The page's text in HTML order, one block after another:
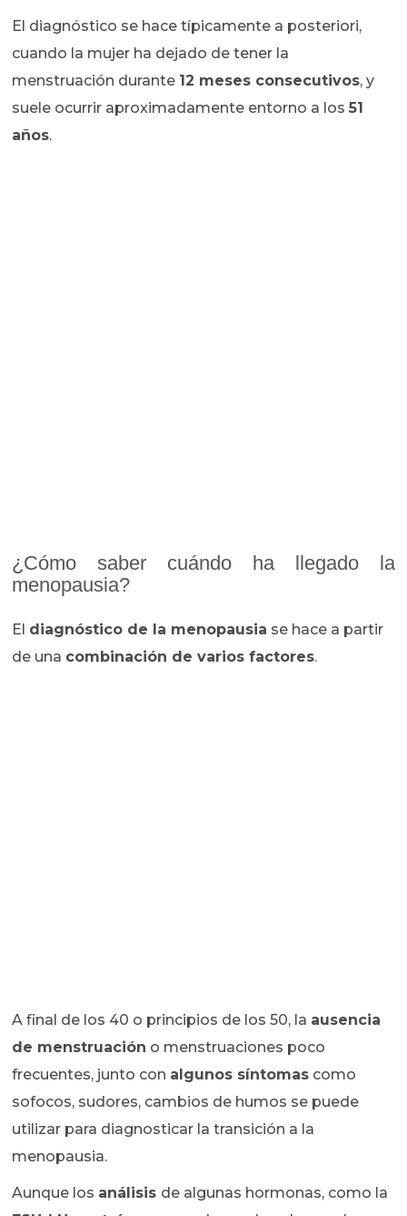
El diagnóstico se hace típicamente a posteriori,
cuando la mujer ha dejado de tener la
menstruación durante 12 meses consecutivos, y
suele ocurrir aproximadamente entorno a los51
años.
¿Cómo saber cuándo ha llegado la
menopausia?
El diagnóstico de la menopausia se hace a partir
de una combinación de varios factores.
A final de los 40 o principios de los 50, la ausencia
de menstruación o menstruaciones poco
frecuentes, junto con algunos síntomas como
sofocos, sudores, cambios de humos se puede
utilizar para diagnosticar la transición a la
menopausia.
Aunque los análisis de algunas hormonas, como la